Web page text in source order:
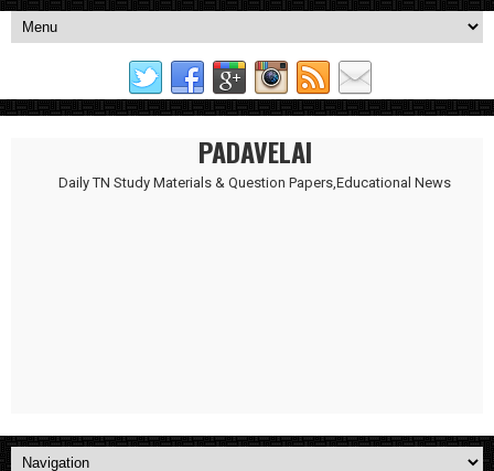
PADAVELAI
Daily TN Study Materials & Question Papers,Educational News